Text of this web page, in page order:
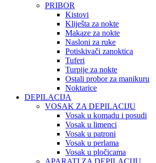
PRIBOR
Kistovi
Kliješta za nokte
Makaze za nokte
Nasloni za ruke
Potiskivači zanoktica
Tuferi
Turpije za nokte
Ostali probor za manikuru
Noktarice
DEPILACIJA
VOSAK ZA DEPILACIJU
Vosak u komadu i posudi
Vosak u limenci
Vosak u patroni
Vosak u perlama
Vosak u pločicama
APARATI ZA DEPILACIJU